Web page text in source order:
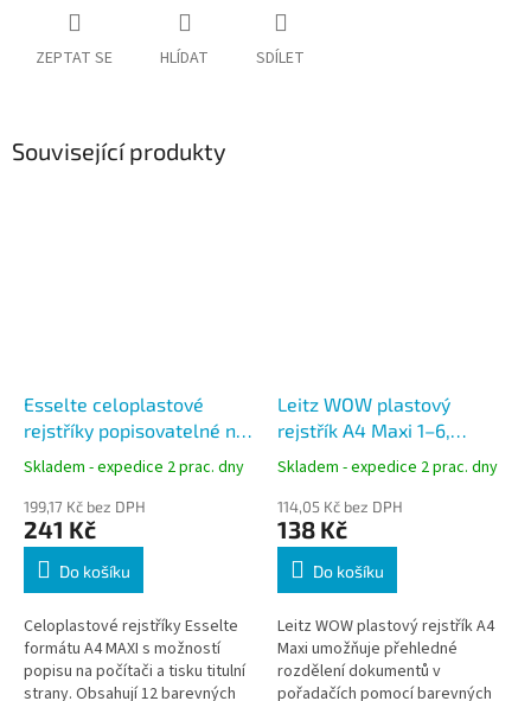
ZEPTAT SE HLÍDAT SDÍLET
Související produkty
Esselte celoplastové
rejstříky popisovatelné na
počítači A4 MAXI 1–12
Skladem - expedice 2 prac. dny
199,17 Kč bez DPH
241 Kč
Do košíku
Celoplastové rejstříky Esselte
formátu A4 MAXI s možností
popisu na počítači a tisku titulní
strany. Obsahují 12 barevných
Leitz WOW plastový
rejstřík A4 Maxi 1–6,
barevný
Skladem - expedice 2 prac. dny
114,05 Kč bez DPH
138 Kč
Do košíku
Leitz WOW plastový rejstřík A4
Maxi umožňuje přehledné
rozdělení dokumentů v
pořadačích pomocí barevných